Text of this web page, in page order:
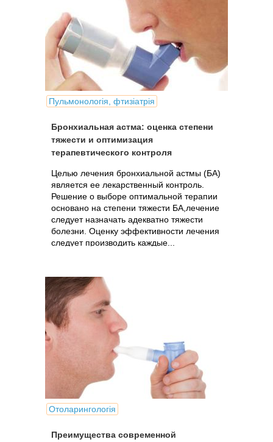
Пульмонологія, фтизіатрія
Бронхиальная астма: оценка степени
тяжести и оптимизация
терапевтического контроля
Целью лечения бронхиальной астмы (БА)
является ее лекарственный контроль.
Решение о выборе оптимальной терапии
основано на степени тяжести БА,лечение
следует назначать адекватно тяжести
болезни. Оценку эффективности лечения
следует производить каждые...
Отоларингологія
Преимущества современной